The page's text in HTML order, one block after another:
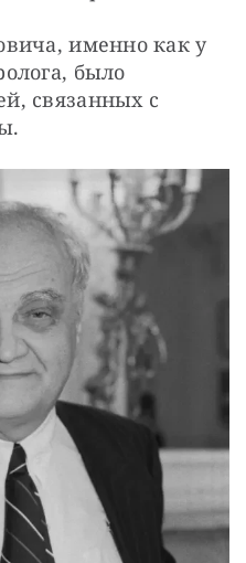
именно как у
было
связанных с